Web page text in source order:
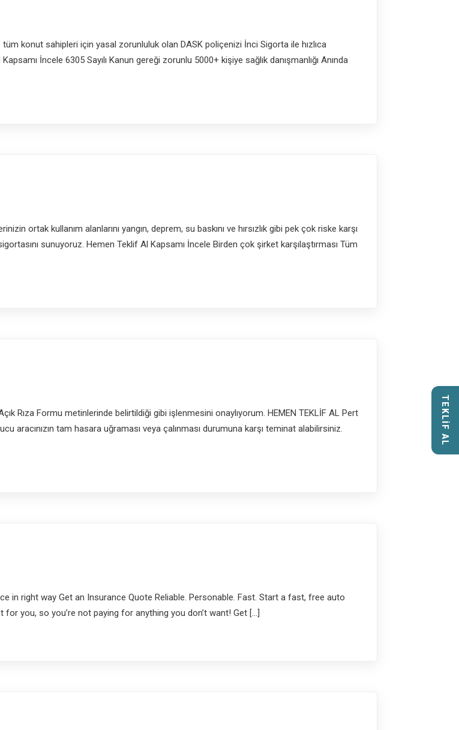
konut sahipleri için yasal zorunluluk olan DASK poliçenizi İnci Sigorta ile hızlıca
İncele 6305 Sayılı Kanun gereği zorunlu 5000+ kişiye sağlık danışmanlığı Anında
ortak kullanım alanlarını yangın, deprem, su baskını ve hırsızlık gibi pek çok riske karşı
sunuyoruz. Hemen Teklif Al Kapsamı İncele Birden çok şirket karşılaştırması Tüm
Rıza Formu metinlerinde belirtildiği gibi işlenmesini onaylıyorum. HEMEN TEKLİF AL Pert
tam hasara uğraması veya çalınması durumuna karşı teminat alabilirsiniz.
in right way Get an Insurance Quote Reliable. Personable. Fast. Start a fast, free auto
you, so you’re not paying for anything you don’t want! Get […]
TEKLİF AL